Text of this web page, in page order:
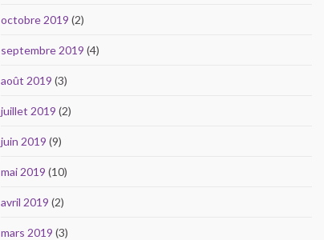
octobre 2019 (2)
septembre 2019 (4)
août 2019 (3)
juillet 2019 (2)
juin 2019 (9)
mai 2019 (10)
avril 2019 (2)
mars 2019 (3)